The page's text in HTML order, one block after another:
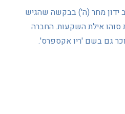
ידון מחר (ה') בבקשה שהגיש
סוהו אילת השקעות. החברה
גם בשם 'ריו אקספרס'.